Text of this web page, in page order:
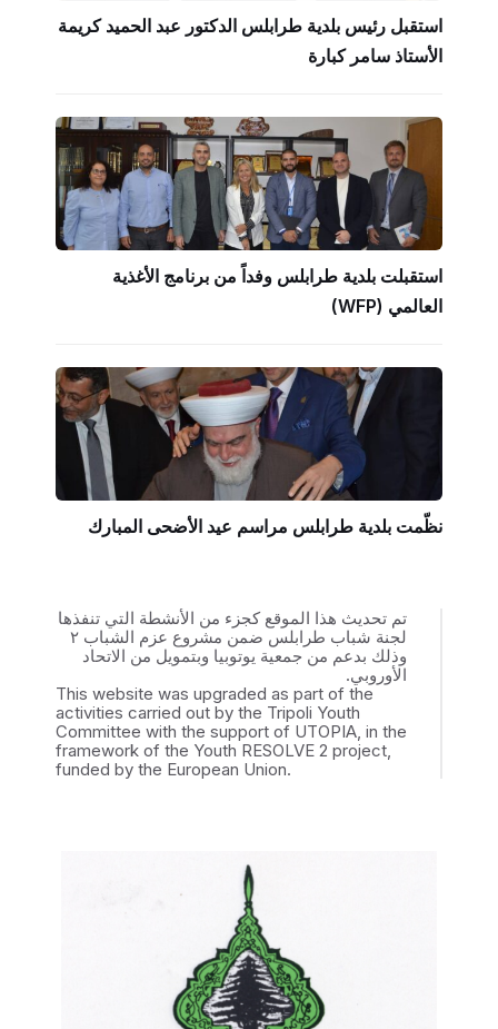
استقبل رئيس بلدية طرابلس الدكتور عبد الحميد كريمة
الأستاذ سامر كبارة
استقبلت بلدية طرابلس وفداً من برنامج الأغذية
العالمي (WFP)
نظّمت بلدية طرابلس مراسم عيد الأضحى المبارك
تم تحديث هذا الموقع كجزء من الأنشطة التي تنفذها
لجنة شباب طرابلس ضمن مشروع عزم الشباب ٢
وذلك بدعم من جمعية يوتوبيا وبتمويل من الاتحاد
الأوروبي.
This website was upgraded as part of the
activities carried out by the Tripoli Youth
Committee with the support of UTOPIA, in the
framework of the Youth RESOLVE 2 project,
funded by the European Union.